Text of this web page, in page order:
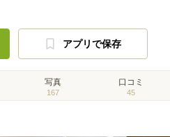
アプリで保存
写真
167
口コミ
45